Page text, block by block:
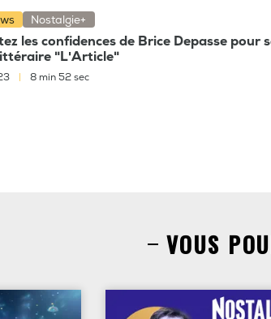
Nostalgie+
les confidences de Brice Depasse
"L'Article"
| 8 min 52 sec
VOUS